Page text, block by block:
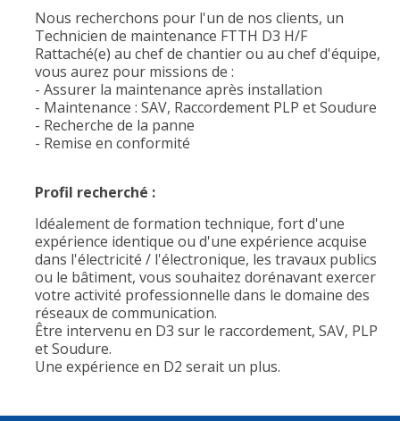
Nous recherchons pour l'un de nos clients, un
Technicien de maintenance FTTH D3 H/F
Rattaché(e) au chef de chantier ou au chef d'équipe,
vous aurez pour missions de :
- Assurer la maintenance après installation
- Maintenance : SAV, Raccordement PLP et Soudure
- Recherche de la panne
- Remise en conformité
Profil recherché :
Idéalement de formation technique, fort d'une
expérience identique ou d'une expérience acquise
dans l'électricité / l'électronique, les travaux publics
ou le bâtiment, vous souhaitez dorénavant exercer
votre activité professionnelle dans le domaine des
réseaux de communication.
Être intervenu en D3 sur le raccordement, SAV, PLP
et Soudure.
Une expérience en D2 serait un plus.